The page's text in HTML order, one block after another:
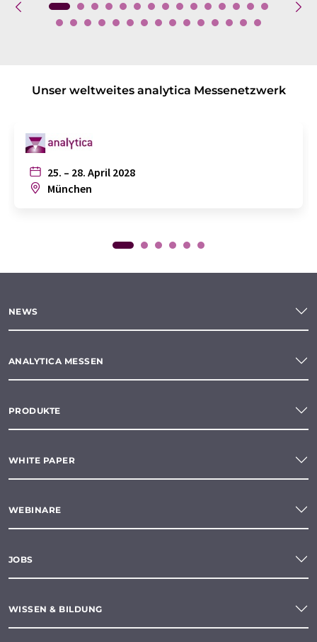
Unser weltweites analytica Messenetzwerk
25. – 28. April 2028
München
NEWS
ANALYTICA MESSEN
PRODUKTE
WHITE PAPER
WEBINARE
JOBS
WISSEN & BILDUNG